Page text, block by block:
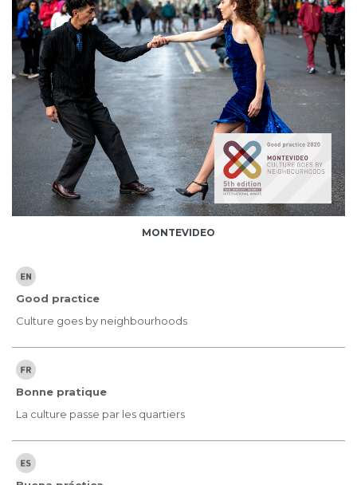
MONTEVIDEO
Good practice
Culture goes by neighbourhoods
Bonne pratique
La culture passe par les quartiers